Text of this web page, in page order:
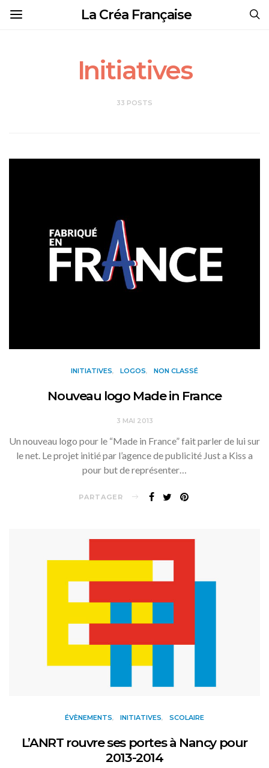
La Créa Française
Initiatives
33 POSTS
INITIATIVES LOGOS NON CLASSÉ
Nouveau logo Made in France
3 MAI 2013
Un nouveau logo pour le “Made in France” fait parler de lui sur
le net. Le projet initié par l’agence de publicité Just a Kiss a
pour but de représenter…
PARTAGER
ÉVÈNEMENTS INITIATIVES SCOLAIRE
L’ANRT rouvre ses portes à Nancy pour
2013-2014